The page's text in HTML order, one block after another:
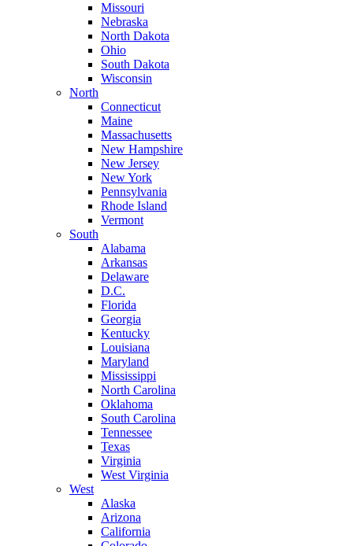
Missouri
Nebraska
North Dakota
Ohio
South Dakota
Wisconsin
North
Connecticut
Maine
Massachusetts
New Hampshire
New Jersey
New York
Pennsylvania
Rhode Island
Vermont
South
Alabama
Arkansas
Delaware
D.C.
Florida
Georgia
Kentucky
Louisiana
Maryland
Mississippi
North Carolina
Oklahoma
South Carolina
Tennessee
Texas
Virginia
West Virginia
West
Alaska
Arizona
California